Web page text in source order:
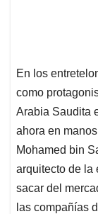
En los
como
Arabia Saudita
ahora en
Mohamed bin
arquitecto de la
sacar del
las compañías